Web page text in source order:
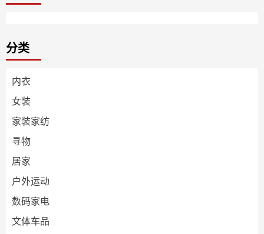
分类
内衣
女装
家装家纺
寻物
居家
户外运动
数码家电
文体车品